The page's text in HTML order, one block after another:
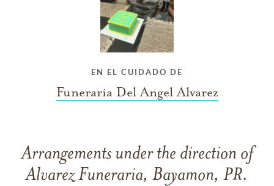
EN EL CUIDADO DE
Funeraria Del Angel Alvarez
Arrangements under the direction of
Alvarez Funeraria, Bayamon, PR.